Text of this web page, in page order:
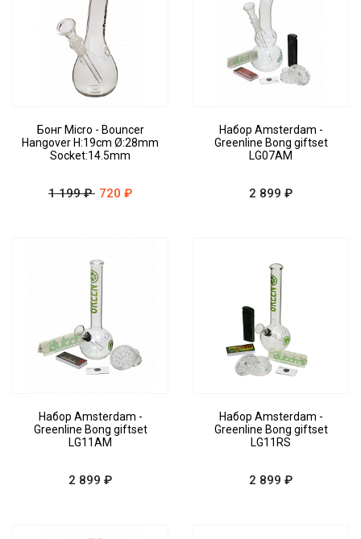
Бонг Micro - Bouncer
Hangover H:19cm Ø:28mm
Socket:14.5mm
1 199 ₽ 720 ₽
Набор Amsterdam -
Greenline Bong giftset
LG07AM
2 899 ₽
Набор Amsterdam -
Greenline Bong giftset
LG11AM
2 899 ₽
Набор Amsterdam -
Greenline Bong giftset
LG11RS
2 899 ₽